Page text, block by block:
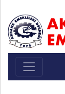
Toggle